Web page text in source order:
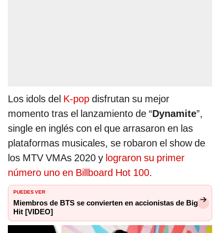
Los idols del K-pop disfrutan su mejor
momento tras el lanzamiento de “Dynamite”,
single en inglés con el que arrasaron en las
plataformas musicales, se robaron el show de
los MTV VMAs 2020 y lograron su primer
número uno en Billboard Hot 100.
PUEDES VER
Miembros de BTS se convierten en accionistas de Big
Hit [VIDEO]